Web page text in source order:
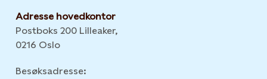
Adresse hovedkontor
Postboks 200 Lilleaker,
0216 Oslo
Besøksadresse: